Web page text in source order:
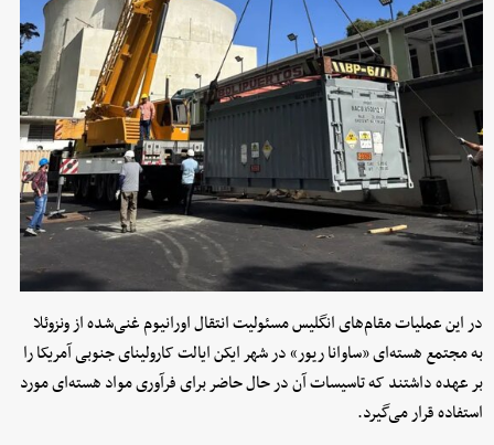
در این عملیات مقام‌های انگلیس مسئولیت انتقال اورانیوم غنی‌شده از ونزوئلا
به مجتمع هسته‌ای «ساوانا ریور» در شهر ایکن ایالت کارولینای جنوبی آمریکا را
بر عهده داشتند که تاسیسات آن در حال حاضر برای فرآوری مواد هسته‌ای مورد
استفاده قرار می‌گیرد.